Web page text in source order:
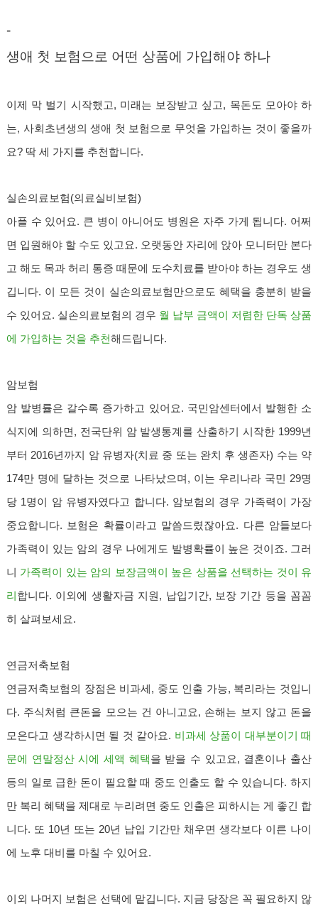
-
생애 첫 보험으로 어떤 상품에 가입해야 하나
이제 막 벌기 시작했고, 미래는 보장받고 싶고, 목돈도 모아야 하
는, 사회초년생의 생애 첫 보험으로 무엇을 가입하는 것이 좋을까
요? 딱 세 가지를 추천합니다.
실손의료보험(의료실비보험)
아플 수 있어요. 큰 병이 아니어도 병원은 자주 가게 됩니다. 어쩌
면 입원해야 할 수도 있고요. 오랫동안 자리에 앉아 모니터만 본다
고 해도 목과 허리 통증 때문에 도수치료를 받아야 하는 경우도 생
깁니다. 이 모든 것이 실손의료보험만으로도 혜택을 충분히 받을
수 있어요. 실손의료보험의 경우 월 납부 금액이 저렴한 단독 상품
에 가입하는 것을 추천해드립니다.
암보험
암 발병률은 갈수록 증가하고 있어요. 국민암센터에서 발행한 소
식지에 의하면, 전국단위 암 발생통계를 산출하기 시작한 1999년
부터 2016년까지 암 유병자(치료 중 또는 완치 후 생존자) 수는 약
174만 명에 달하는 것으로 나타났으며, 이는 우리나라 국민 29명
당 1명이 암 유병자였다고 합니다. 암보험의 경우 가족력이 가장
중요합니다. 보험은 확률이라고 말씀드렸잖아요. 다른 암들보다
가족력이 있는 암의 경우 나에게도 발병확률이 높은 것이죠. 그러
니 가족력이 있는 암의 보장금액이 높은 상품을 선택하는 것이 유
리 합니다. 이외에 생활자금 지원, 납입기간, 보장 기간 등을 꼼꼼
히 살펴보세요.
연금저축보험
연금저축보험의 장점은 비과세, 중도 인출 가능, 복리라는 것입니
다. 주식처럼 큰돈을 모으는 건 아니고요, 손해는 보지 않고 돈을
모은다고 생각하시면 될 것 같아요. 비과세 상품이 대부분이기 때
문에 연말정산 시에 세액 혜택을 받을 수 있고요, 결혼이나 출산
등의 일로 급한 돈이 필요할 때 중도 인출도 할 수 있습니다. 하지
만 복리 혜택을 제대로 누리려면 중도 인출은 피하시는 게 좋긴 합
니다. 또 10년 또는 20년 납입 기간만 채우면 생각보다 이른 나이
에 노후 대비를 마칠 수 있어요.
이외 나머지 보험은 선택에 맡깁니다. 지금 당장은 꼭 필요하지 않